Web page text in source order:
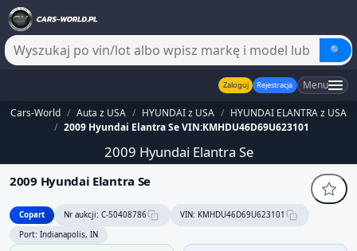
🔍
Zaloguj Rejestracja Menu
Cars-World / Auta z USA / HYUNDAI z USA / HYUNDAI ELANTRA z USA
/ 2009 Hyundai Elantra Se VIN:KMHDU46D69U623101
2009 Hyundai Elantra Se
2009 Hyundai Elantra Se
Copart Nr aukcji: C-50408786
VIN: KMHDU46D69U623101
Port: Indianapolis, IN